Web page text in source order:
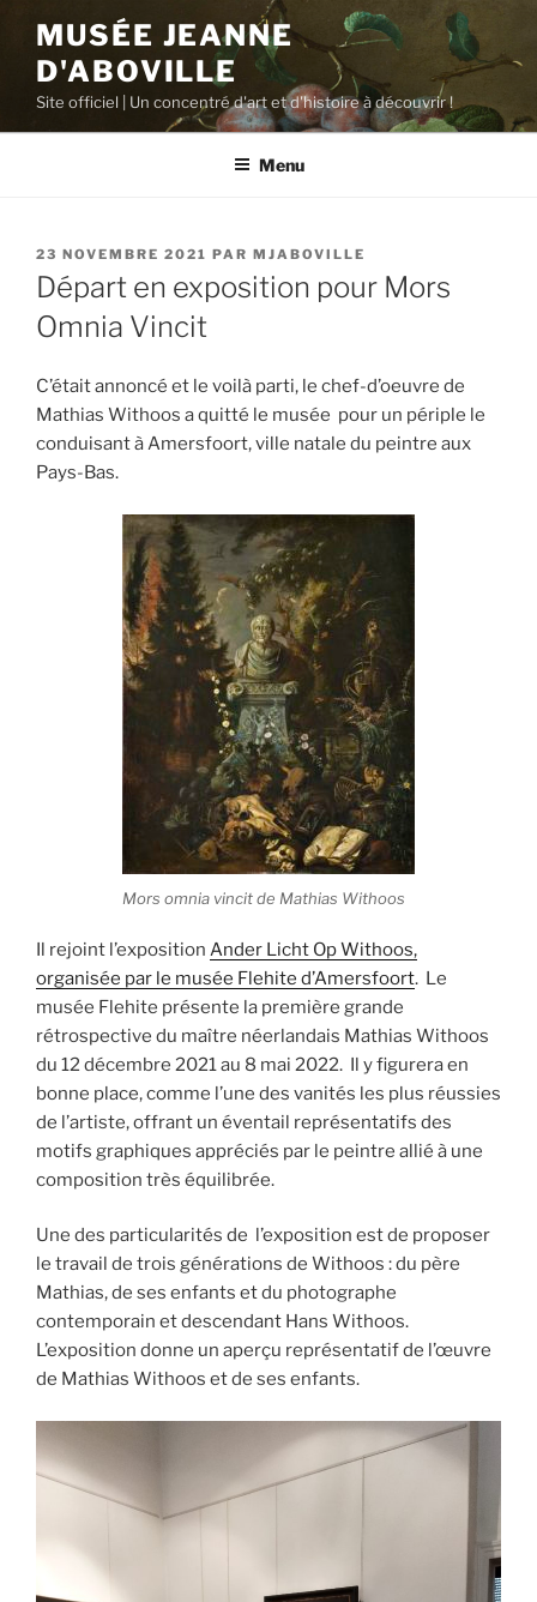
contenu
principal
MUSÉE JEANNE
D'ABOVILLE
Site officiel | Un concentré d'art et d'histoire à découvrir !
Menu
PUBLIÉ
LE
23 NOVEMBRE 2021 PAR MJABOVILLE
Départ en exposition pour Mors
Omnia Vincit
C’était annoncé et le voilà parti, le chef-d’oeuvre de
Mathias Withoos a quitté le musée pour un périple le
conduisant à Amersfoort, ville natale du peintre aux
Pays-Bas.
Mors omnia vincit de Mathias Withoos
Il rejoint l’exposition Ander Licht Op Withoos,
organisée par le musée Flehite d’Amersfoort. Le
musée Flehite présente la première grande
rétrospective du maître néerlandais Mathias Withoos
du 12 décembre 2021 au 8 mai 2022. Il y figurera en
bonne place, comme l’une des vanités les plus réussies
de l’artiste, offrant un éventail représentatifs des
motifs graphiques appréciés par le peintre allié à une
composition très équilibrée.
Une des particularités de l’exposition est de proposer
le travail de trois générations de Withoos : du père
Mathias, de ses enfants et du photographe
contemporain et descendant Hans Withoos.
L’exposition donne un aperçu représentatif de l’œuvre
de Mathias Withoos et de ses enfants.